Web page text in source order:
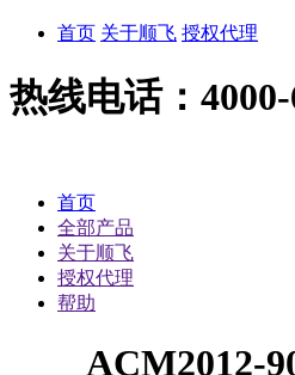
首页 关于顺飞 授权代理
热线电话：4000-
首页
全部产品
关于顺飞
授权代理
帮助
ACM2012-